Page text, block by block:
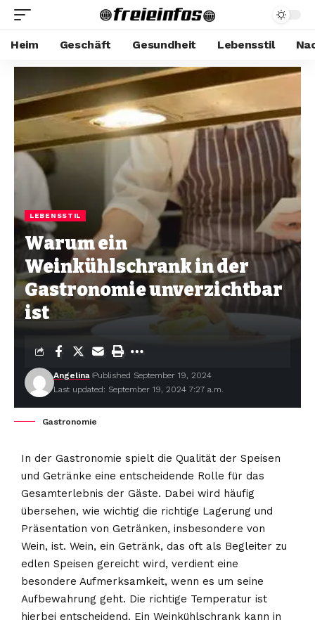
Heim Geschäft Gesundheit Lebensstil
LEBENSSTIL
Warum ein
Weinkühlschrank in der
Gastronomie unverzichtbar
ist
Last updated: September 19, 2024 7:27 a.m.
Angelina Published September 19, 2024
Gastronomie
In der Gastronomie spielt die Qualität der Speisen
und Getränke eine entscheidende Rolle für das
Gesamterlebnis der Gäste. Dabei wird häufig
übersehen, wie wichtig die richtige Lagerung und
Präsentation von Getränken, insbesondere von
Wein, ist. Wein, ein Getränk, das oft als Begleiter zu
edlen Speisen gereicht wird, verdient eine
besondere Aufmerksamkeit, wenn es um seine
Aufbewahrung geht. Die richtige Temperatur ist
hierbei entscheidend. Ein Weinkühlschrank kann in